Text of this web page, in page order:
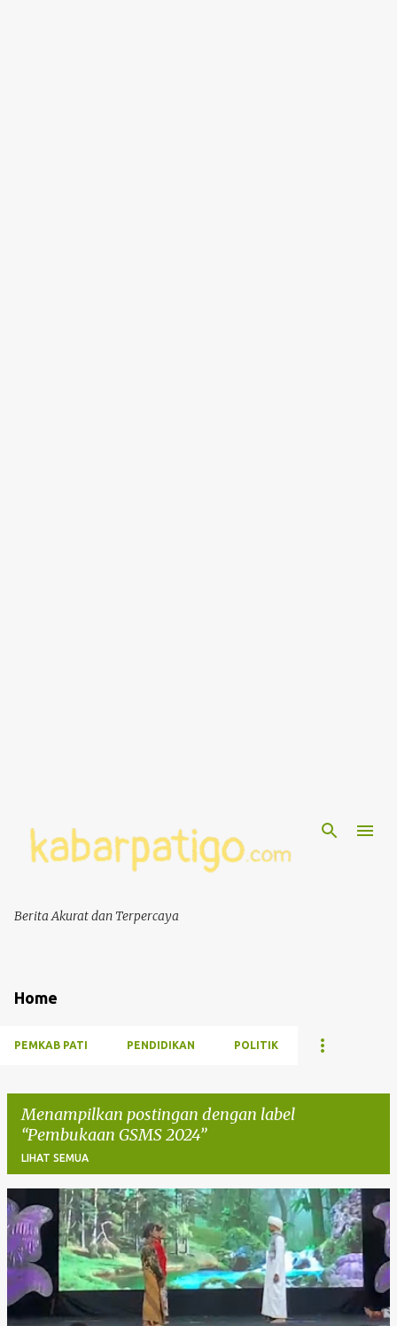
Berita Akurat dan Terpercaya
Home
PEMKAB PATI PENDIDIKAN POLITIK
Menampilkan postingan dengan label
Pembukaan GSMS 2024
LIHAT SEMUA
P
o
s
t